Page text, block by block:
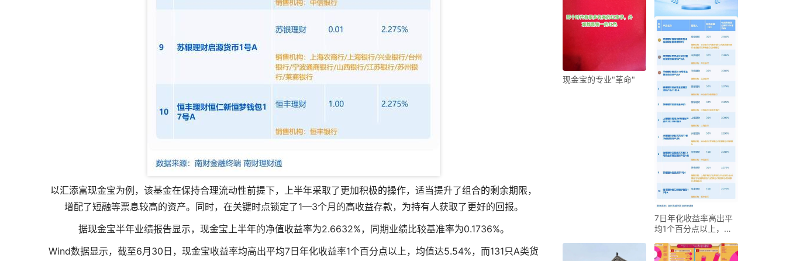
以汇添富现金宝为例，该基金在保持合理流动性前提下，上半年采取了更加积极的操作，适当提升了组合的剩余期限，
增配了短融等票息较高的资产。同时，在关键时点锁定了1—3个月的高收益存款，为持有人获取了更好的回报。
据现金宝半年业绩报告显示，现金宝上半年的净值收益率为2.6632%，同期业绩比较基准率为0.1736%。
Wind数据显示，截至6月30日，现金宝收益率均高出平均7日年化收益率1个百分点以上，均值达5.54%，而131只A类货
现金宝的专业"革命"
7日年化收益率高出平
均1个百分点以上，赢